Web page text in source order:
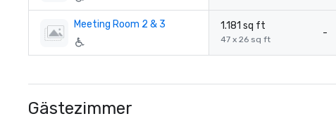
Meeting Room 2 & 3 1.181 sq ft
47 x 26 sq ft
-
Gästezimmer